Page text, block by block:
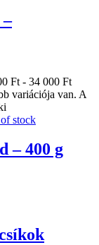
Ft - 34 000 Ft
variációja van. A
stock
– 400 g